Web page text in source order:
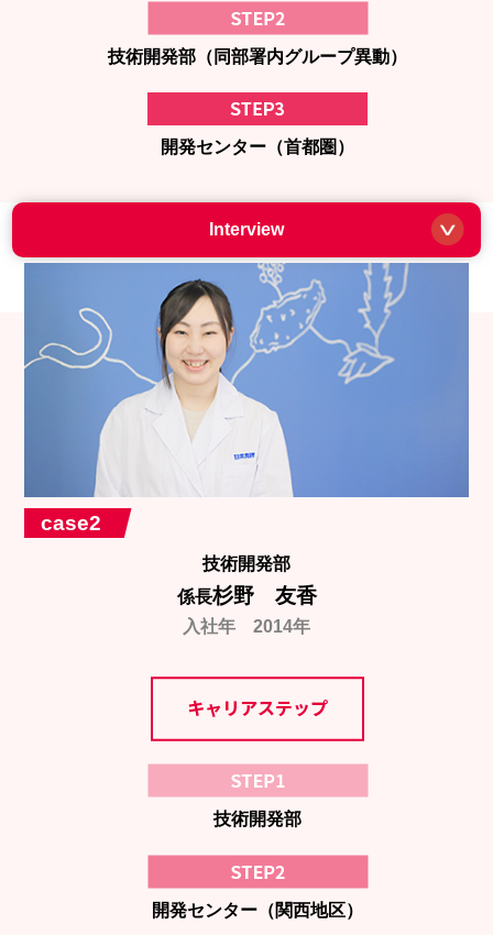
技術開発部（同部署内グループ異動）
開発センター（首都圏）
Interview
case2
技術開発部
係長杉野 友香
入社年 2014年
技術開発部
開発センター（関西地区）